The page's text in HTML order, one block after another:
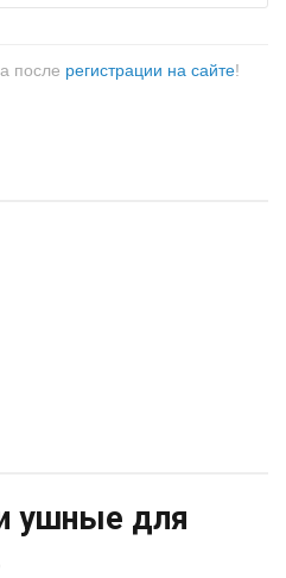
после регистрации на сайте!
ушные для